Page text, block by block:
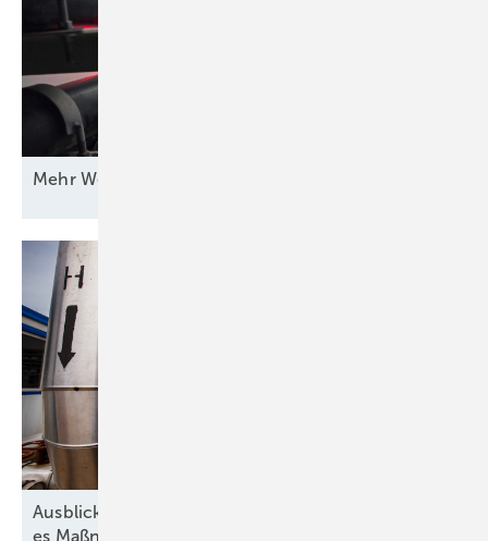
Mehr Wert für
Ausblick der Wasserstoff-Branche: 2026 braucht
es Maßnahmen gegen die